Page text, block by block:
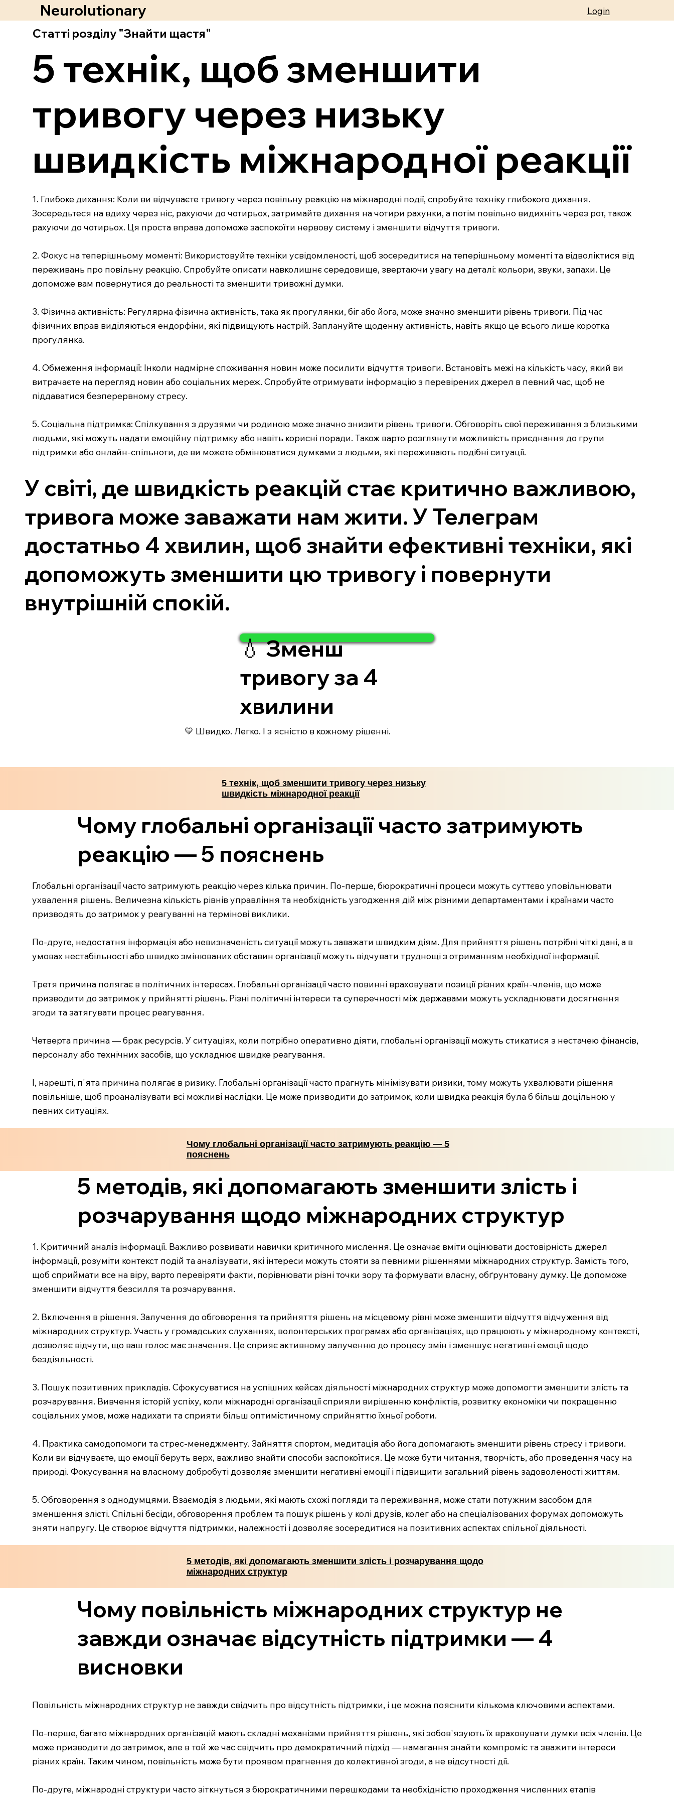
Neurolutionary Login
Статті розділу "Знайти щастя"
5 технік, щоб зменшити
тривогу через низьку
швидкість міжнародної реакції
1. Глибоке дихання: Коли ви відчуваєте тривогу через повільну реакцію на міжнародні події, спробуйте техніку глибокого дихання.
Зосередьтеся на вдиху через ніс, рахуючи до чотирьох, затримайте дихання на чотири рахунки, а потім повільно видихніть через рот, також
рахуючи до чотирьох. Ця проста вправа допоможе заспокоїти нервову систему і зменшити відчуття тривоги.
2. Фокус на теперішньому моменті: Використовуйте техніки усвідомленості, щоб зосередитися на теперішньому моменті та відволіктися від
переживань про повільну реакцію. Спробуйте описати навколишнє середовище, звертаючи увагу на деталі: кольори, звуки, запахи. Це
допоможе вам повернутися до реальності та зменшити тривожні думки.
3. Фізична активність: Регулярна фізична активність, така як прогулянки, біг або йога, може значно зменшити рівень тривоги. Під час
фізичних вправ виділяються ендорфіни, які підвищують настрій. Заплануйте щоденну активність, навіть якщо це всього лише коротка
прогулянка.
4. Обмеження інформації: Інколи надмірне споживання новин може посилити відчуття тривоги. Встановіть межі на кількість часу, який ви
витрачаєте на перегляд новин або соціальних мереж. Спробуйте отримувати інформацію з перевірених джерел в певний час, щоб не
піддаватися безперервному стресу.
5. Соціальна підтримка: Спілкування з друзями чи родиною може значно знизити рівень тривоги. Обговоріть свої переживання з близькими
людьми, які можуть надати емоційну підтримку або навіть корисні поради. Також варто розглянути можливість приєднання до групи
підтримки або онлайн-спільноти, де ви можете обмінюватися думками з людьми, які переживають подібні ситуації.
У світі, де швидкість реакцій стає критично важливою,
тривога може заважати нам жити. У Телеграм
достатньо 4 хвилин, щоб знайти ефективні техніки, які
допоможуть зменшити цю тривогу і повернути
внутрішній спокій.
💧 Зменш
тривогу за 4
хвилини
💛 Швидко. Легко. І з ясністю в кожному рішенні.
5 технік, щоб зменшити тривогу через низьку
швидкість міжнародної реакції
Чому глобальні організації часто затримують
реакцію — 5 пояснень
Глобальні організації часто затримують реакцію через кілька причин. По-перше, бюрократичні процеси можуть суттєво уповільнювати
ухвалення рішень. Величезна кількість рівнів управління та необхідність узгодження дій між різними департаментами і країнами часто
призводять до затримок у реагуванні на термінові виклики.
По-друге, недостатня інформація або невизначеність ситуації можуть заважати швидким діям. Для прийняття рішень потрібні чіткі дані, а в
умовах нестабільності або швидко змінюваних обставин організації можуть відчувати труднощі з отриманням необхідної інформації.
Третя причина полягає в політичних інтересах. Глобальні організації часто повинні враховувати позиції різних країн-членів, що може
призводити до затримок у прийнятті рішень. Різні політичні інтереси та суперечності між державами можуть ускладнювати досягнення
згоди та затягувати процес реагування.
Четверта причина — брак ресурсів. У ситуаціях, коли потрібно оперативно діяти, глобальні організації можуть стикатися з нестачею фінансів,
персоналу або технічних засобів, що ускладнює швидке реагування.
І, нарешті, п'ята причина полягає в ризику. Глобальні організації часто прагнуть мінімізувати ризики, тому можуть ухвалювати рішення
повільніше, щоб проаналізувати всі можливі наслідки. Це може призводити до затримок, коли швидка реакція була б більш доцільною у
певних ситуаціях.
Чому глобальні організації часто затримують реакцію — 5
пояснень
5 методів, які допомагають зменшити злість і
розчарування щодо міжнародних структур
1. Критичний аналіз інформації. Важливо розвивати навички критичного мислення. Це означає вміти оцінювати достовірність джерел
інформації, розуміти контекст подій та аналізувати, які інтереси можуть стояти за певними рішеннями міжнародних структур. Замість того,
щоб сприймати все на віру, варто перевіряти факти, порівнювати різні точки зору та формувати власну, обґрунтовану думку. Це допоможе
зменшити відчуття безсилля та розчарування.
2. Включення в рішення. Залучення до обговорення та прийняття рішень на місцевому рівні може зменшити відчуття відчуження від
міжнародних структур. Участь у громадських слуханнях, волонтерських програмах або організаціях, що працюють у міжнародному контексті,
дозволяє відчути, що ваш голос має значення. Це сприяє активному залученню до процесу змін і зменшує негативні емоції щодо
бездіяльності.
3. Пошук позитивних прикладів. Сфокусуватися на успішних кейсах діяльності міжнародних структур може допомогти зменшити злість та
розчарування. Вивчення історій успіху, коли міжнародні організації сприяли вирішенню конфліктів, розвитку економіки чи покращенню
соціальних умов, може надихати та сприяти більш оптимістичному сприйняттю їхньої роботи.
4. Практика самодопомоги та стрес-менеджменту. Зайняття спортом, медитація або йога допомагають зменшити рівень стресу і тривоги.
Коли ви відчуваєте, що емоції беруть верх, важливо знайти способи заспокоїтися. Це може бути читання, творчість, або проведення часу на
природі. Фокусування на власному добробуті дозволяє зменшити негативні емоції і підвищити загальний рівень задоволеності життям.
5. Обговорення з однодумцями. Взаємодія з людьми, які мають схожі погляди та переживання, може стати потужним засобом для
зменшення злісті. Спільні бесіди, обговорення проблем та пошук рішень у колі друзів, колег або на спеціалізованих форумах допоможуть
зняти напругу. Це створює відчуття підтримки, належності і дозволяє зосередитися на позитивних аспектах спільної діяльності.
5 методів, які допомагають зменшити злість і розчарування щодо
міжнародних структур
Чому повільність міжнародних структур не
завжди означає відсутність підтримки — 4
висновки
Повільність міжнародних структур не завжди свідчить про відсутність підтримки, і це можна пояснити кількома ключовими аспектами.
По-перше, багато міжнародних організацій мають складні механізми прийняття рішень, які зобов'язують їх враховувати думки всіх членів. Це
може призводити до затримок, але в той же час свідчить про демократичний підхід — намагання знайти компроміс та зважити інтереси
різних країн. Таким чином, повільність може бути проявом прагнення до колективної згоди, а не відсутності дії.
По-друге, міжнародні структури часто зіткнуться з бюрократичними перешкодами та необхідністю проходження численних етапів